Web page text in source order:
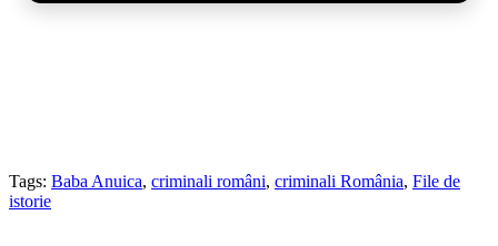
Tags: Baba Anuica, criminali români, criminali România, File de
istorie